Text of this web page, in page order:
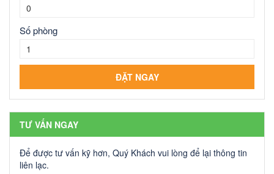
Số phòng
TƯ VẤN NGAY
Để được tư vấn kỹ hơn, Quý Khách vui lòng để lại thông tin
liên lạc.